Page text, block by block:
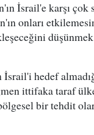
İsrail'e karşı çok
onları
hedef
ittifaka taraf
bir tehdit